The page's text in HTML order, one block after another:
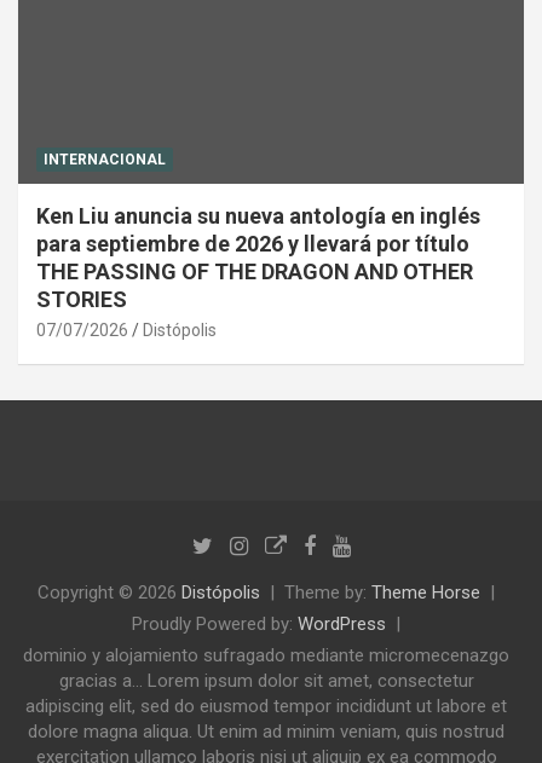
INTERNACIONAL
Ken Liu anuncia su nueva antología en inglés
para septiembre de 2026 y llevará por título
THE PASSING OF THE DRAGON AND OTHER
STORIES
07/07/2026 Distópolis
Copyright © 2026 Distópolis Theme by: Theme Horse
Proudly Powered by: WordPress
dominio y alojamiento sufragado mediante micromecenazgo
gracias a... Lorem ipsum dolor sit amet, consectetur
adipiscing elit, sed do eiusmod tempor incididunt ut labore et
dolore magna aliqua. Ut enim ad minim veniam, quis nostrud
exercitation ullamco laboris nisi ut aliquip ex ea commodo